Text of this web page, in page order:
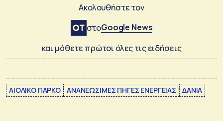
Ακολουθήστε τον
στοGoogle News
και μάθετε πρώτοι όλες τις ειδήσεις
ΑΙΟΛΙΚΟ ΠΑΡΚΟ ΑΝΑΝΕΩΣΙΜΕΣ ΠΗΓΕΣ ΕΝΕΡΓΕΙΑΣ ΔΑΝΙΑ